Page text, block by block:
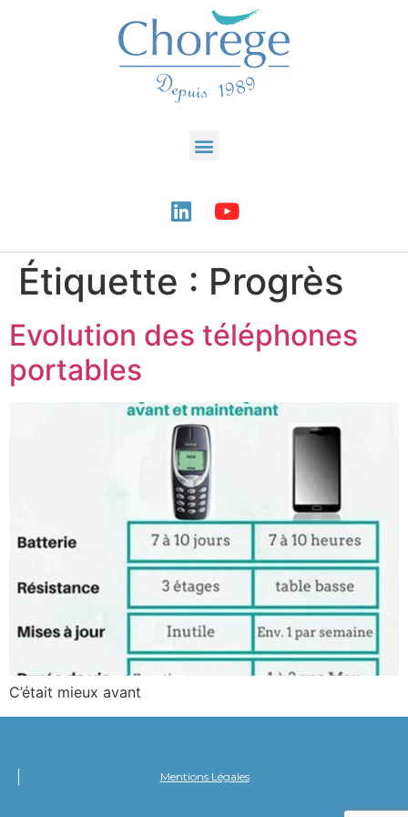
Étiquette : Progrès
Evolution des téléphones
portables
C’était mieux avant
Mentions Légales